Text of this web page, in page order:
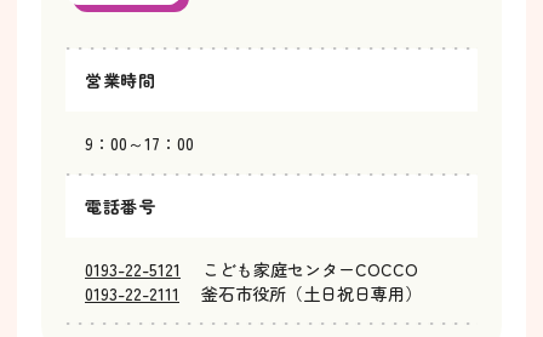
営業時間
9：00～17：00
電話番号
0193-22-5121
こども家庭センターCOCCO
0193-22-2111
釜石市役所（土日祝日専用）